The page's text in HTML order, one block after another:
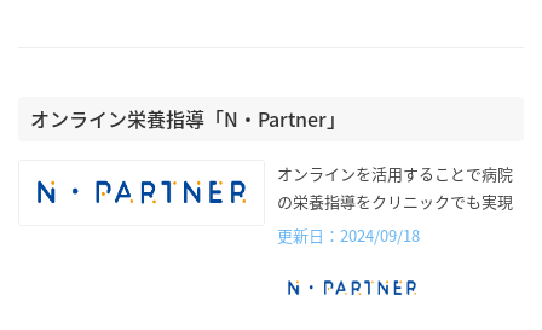
オンライン栄養指導「N・Partner」
オンラインを活用することで病院
の栄養指導をクリニックでも実現
更新日：2024/09/18